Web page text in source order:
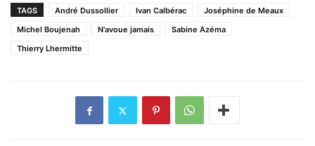
TAGS André Dussollier Ivan Calbérac
Joséphine de Meaux
Michel Boujenah
N'avoue jamais
Sabine Azéma
Thierry Lhermitte